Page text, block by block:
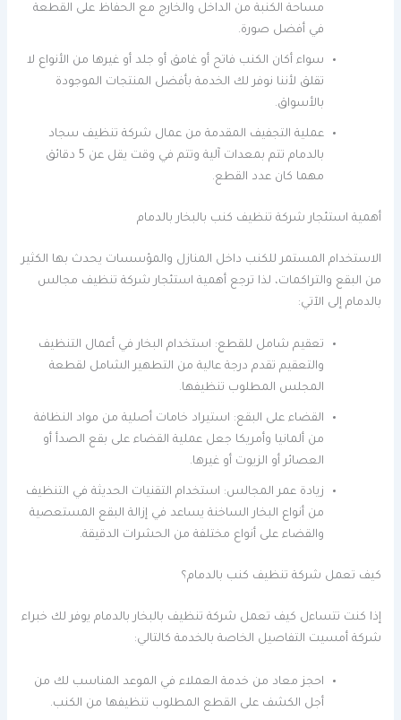
مساحة الكنبة من الداخل والخارج مع الحفاظ على القطعة
في أفضل صورة.
سواء أكان الكنب فاتح أو غامق أو جلد أو غيرها من الأنواع لا
تقلق لأننا نوفر لك الخدمة بأفضل المنتجات الموجودة
بالأسواق.
عملية التجفيف المقدمة من عمال شركة تنظيف سجاد
بالدمام تتم بمعدات آلية وتتم في وقت يقل عن 5 دقائق
مهما كان عدد القطع.
أهمية استئجار شركة تنظيف كنب بالبخار بالدمام
الاستخدام المستمر للكنب داخل المنازل والمؤسسات يحدث بها الكثير
من البقع والتراكمات، لذا ترجع أهمية استئجار شركة تنظيف مجالس
بالدمام إلى الآتي:
تعقيم شامل للقطع: استخدام البخار في أعمال التنظيف
والتعقيم تقدم درجة عالية من التطهير الشامل لقطعة
المجلس المطلوب تنظيفها.
القضاء على البقع: استيراد خامات أصلية من مواد النظافة
من ألمانيا وأمريكا جعل عملية القضاء على بقع الصدأ أو
العصائر أو الزيوت أو غيرها.
زيادة عمر المجالس: استخدام التقنيات الحديثة في التنظيف
من أنواع البخار الساخنة يساعد في إزالة البقع المستعصية
والقضاء على أنواع مختلفة من الحشرات الدقيقة.
كيف تعمل شركة تنظيف كنب بالدمام؟
إذا كنت تتساءل كيف تعمل شركة تنظيف بالبخار بالدمام يوفر لك خبراء
شركة أمسيت التفاصيل الخاصة بالخدمة كالتالي:
احجز معاد من خدمة العملاء في الموعد المناسب لك من
أجل الكشف على القطع المطلوب تنظيفها من الكنب.